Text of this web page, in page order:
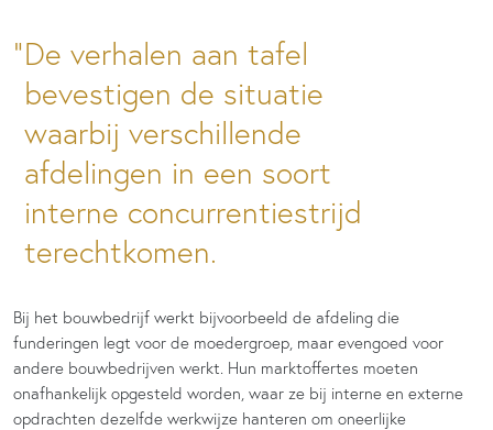
De verhalen aan tafel
bevestigen de situatie
waarbij verschillende
afdelingen in een soort
interne concurrentiestrijd
terechtkomen.
Bij het bouwbedrijf werkt bijvoorbeeld de afdeling die
funderingen legt voor de moedergroep, maar evengoed voor
andere bouwbedrijven werkt. Hun marktoffertes moeten
onafhankelijk opgesteld worden, waar ze bij interne en externe
opdrachten dezelfde werkwijze hanteren om oneerlijke